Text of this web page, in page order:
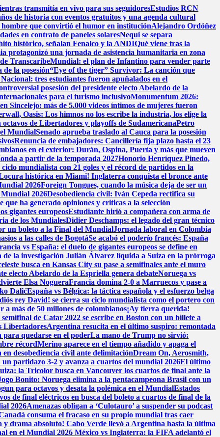
transmitía en vivo para sus seguidoresEstudios RCN
de historia con eventos gratuitos y una agenda cultural
que convirtió el humor en instituciónAlejandro Ordóñez
en contrato de paneles solaresNequi se separa
histórico, señalan Fenalco y la ANDIQué viene tras la
protagonizó una jornada de asistencia humanitaria en zona
TranscaribeMundial: el plan de Infantino para vender parte
la posesión“Eye of the tiger” Survivor: La canción que
tres estudiantes fueron apuñalados en el
posesión del presidente electo Abelardo de la
para el turismo inclusivoMonumentum 2026:
Sincelejo: más de 5.000 videos íntimos de mujeres fueron
Oasis: Los himnos no los escribe la industria, los elige la
de Libertadores y playoffs de SudamericanaPetro
MundialSenado aprueba traslado al Cauca para la posesión
Renuncia de embajadores: Cancillería fija plazo hasta el 23
en el exterior: Durán, Ospina, Puerta y más que mueven
a partir de la temporada 2027Honorio Henríquez Pinedo,
mundialista con 21 goles y el récord de partidos en la
histórica en Miami! Inglaterra conquista el bronce ante
2026Foreign Tongues, cuando la música deja de ser un
2026Desobediencia civil: Iván Cepeda rectifica su
ha generado opiniones y criticas a la selección
gigantes europeosEstudiante hirió a compañera con arma de
de los MundialesDidier Deschamps: el legado del gran técnico
un boleto a la Final del MundialJornada laboral en Colombia
a las calles de BogotáSe acabó el poderío francés: España
vs España: el duelo de gigantes europeos se define en
la investigación Julián Álvarez líquida a Suiza en la prórroga
busca en Kansas City su pase a semifinales ante el muro
electo Abelardo de la Espriella genera debateNoruega vs
Elsa NogueraFrancia domina 2-0 a Marruecos y pase a
DalićEspaña vs Bélgica: la táctica española y el esfuerzo belga
rey David! se cierra su ciclo mundialista como el portero con
más de 50 millones de colombianos¡Ay tierra querida!
de Catar 2022 se escribe en Boston con un billete a
LibertadoresArgentina resucita en el último suspiro: remontada
quedarse en el poderLa mano de Trump no sirvió:
récordMerino aparece en el tiempo añadido y apaga el
desobediencia civil ante delimitaciónDream On, Aerosmith,
partidazo 3-2 y avanza a cuartos del mundial 2026El último
la Tricolor busca en Vancouver los cuartos de final ante la
Bonito: Noruega elimina a la pentacampeona Brasil con un
para octavos y desata la polémica en el MundialEstados
de final eléctricos en busca del boleto a cuartos de final de la
2026Amenazas obligan a ‘Culotauro’ a suspender su podcast
consuma el fracaso en su propio mundial tras caer
y drama absoluto! Cabo Verde llevó a Argentina hasta la última
en el Mundial 2026 México vs Inglaterra: la FIFA adelantó el